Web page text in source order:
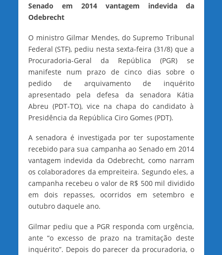
Senado em 2014 vantagem indevida da
Odebrecht
O ministro Gilmar Mendes, do Supremo Tribunal
Federal (STF), pediu nesta sexta-feira (31/8) que a
Procuradoria-Geral da República (PGR) se
manifeste num prazo de cinco dias sobre o
pedido de arquivamento de inquérito
apresentado pela defesa da senadora Kátia
Abreu (PDT-TO), vice na chapa do candidato à
Presidência da República Ciro Gomes (PDT).
A senadora é investigada por ter supostamente
recebido para sua campanha ao Senado em 2014
vantagem indevida da Odebrecht, como narram
os colaboradores da empreiteira. Segundo eles, a
campanha recebeu o valor de R$ 500 mil dividido
em dois repasses, ocorridos em setembro e
outubro daquele ano.
Gilmar pediu que a PGR responda com urgência,
ante “o excesso de prazo na tramitação deste
inquérito”. Depois do parecer da procuradoria, o